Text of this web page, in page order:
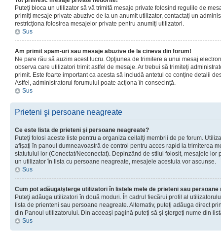
Puteţi bloca un utilizator să vă trimită mesaje private folosind regulile de
primiţi mesaje private abuzive de la un anumit utilizator, contactaţi un
restricţiona folosirea mesajelor private pentru anumiţi utilizatori.
Sus
Am primit spam-uri sau mesaje abuzive de la cineva din forum!
Ne pare rău să auzim acest lucru. Opţiunea de trimitere a unui mesaj
observa care utilizatori trimit astfel de mesaje. Ar trebui să trimiteţi
primit. Este foarte important ca acesta să includă antetul ce conţine detalii
Astfel, administratorul forumului poate acţiona în consecinţă.
Sus
Prieteni şi persoane neagreate
Ce este lista de prieteni şi persoane neagreate?
Puteţi folosi aceste liste pentru a organiza ceilalţi membrii de pe forum.
afişaţi în panoul dumneavoastră de control pentru acces rapid la trimiterea
statutului lor (Conectat/Neconectat). Depinzând de stilul folosit, mesajele lor
un utilizator în lista cu persoane neagreate, mesajele acestuia vor ascunse.
Sus
Cum pot adăuga/şterge utilizatori în listele mele de prieteni sau persoane
Puteţi adăuga utilizatori în două moduri. În cadrul fiecărui profil al
lista de prienteni sau persoane neagreate. Alternativ, puteţi adăuga direct
din Panoul utilizatorului. Din aceeaşi pagină puteţi să şi ştergeţi nume din
Sus